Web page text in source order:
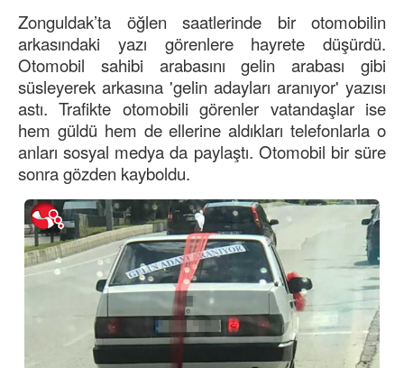
Zonguldak’ta öğlen saatlerinde bir otomobilin
arkasındaki yazı görenlere hayrete düşürdü.
Otomobil sahibi arabasını gelin arabası gibi
süsleyerek arkasına 'gelin adayları aranıyor' yazısı
astı. Trafikte otomobili görenler vatandaşlar ise
hem güldü hem de ellerine aldıkları telefonlarla o
anları sosyal medya da paylaştı. Otomobil bir süre
sonra gözden kayboldu.